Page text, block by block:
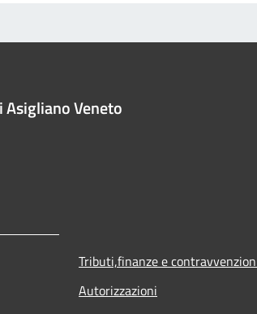
Asigliano Veneto
Tributi,finanze e
Autorizzazioni